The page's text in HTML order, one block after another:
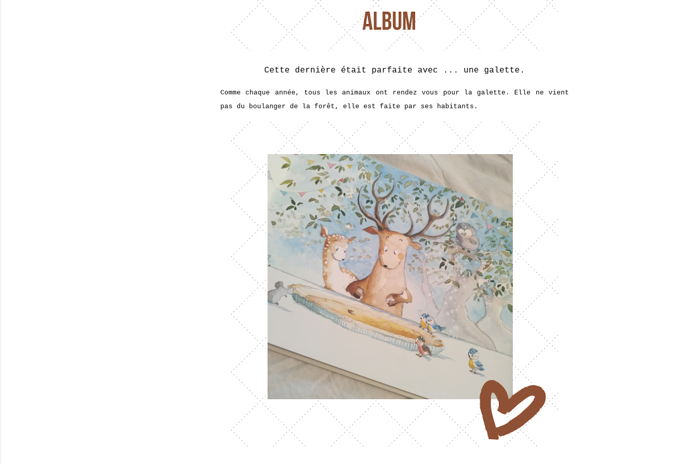
Cette dernière était parfaite avec ... une galette.
Comme chaque année, tous les animaux ont rendez vous pour la galette. Elle ne vient
pas du boulanger de la forêt, elle est faite par ses habitants.